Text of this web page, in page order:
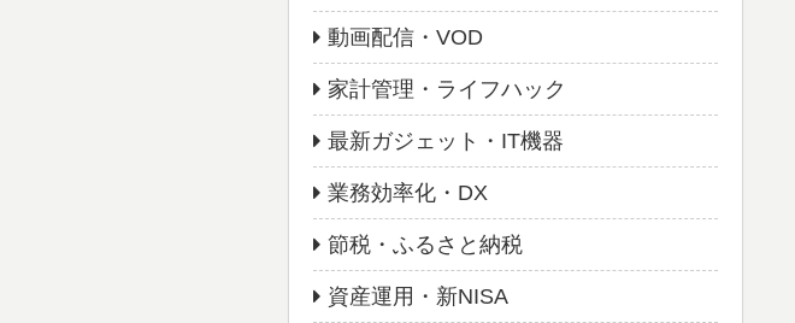
動画配信・VOD
家計管理・ライフハック
最新ガジェット・IT機器
業務効率化・DX
節税・ふるさと納税
資産運用・新NISA